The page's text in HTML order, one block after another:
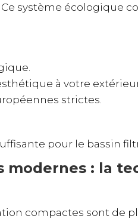
Ce système écologique
à votre
strictes.
pour le bassin
modernes : la
compactes sont de